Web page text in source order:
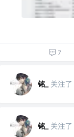
7
铭_ 关注了
铭_ 关注了